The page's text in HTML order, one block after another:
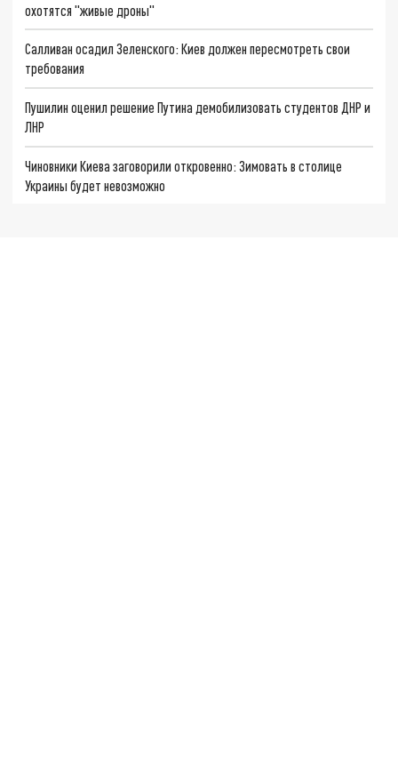
охотятся "живые дроны"
Салливан осадил Зеленского: Киев должен пересмотреть свои
требования
Пушилин оценил решение Путина демобилизовать студентов ДНР и
ЛНР
Чиновники Киева заговорили откровенно: Зимовать в столице
Украины будет невозможно